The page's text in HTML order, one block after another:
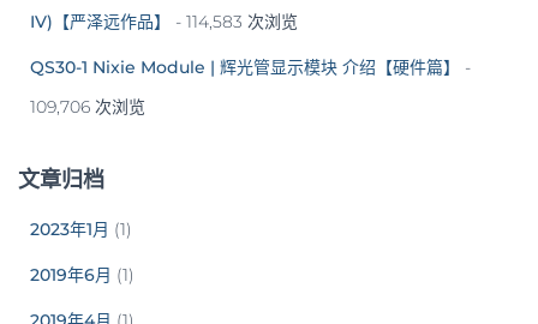
IV)【严泽远作品】
- 114,583 次浏览
QS30-1 Nixie Module | 辉光管显示模块 介绍【硬件篇】
-
109,706 次浏览
文章归档
2023年1月 (1)
2019年6月 (1)